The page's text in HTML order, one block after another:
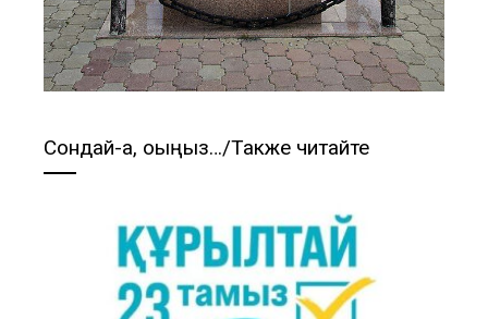
Сондай-ақ, оқыңыз…/Также читайте